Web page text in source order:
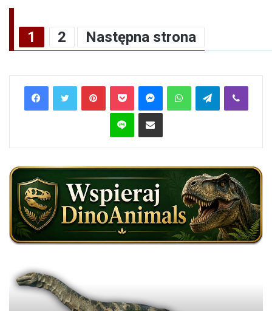
1 2 Następna strona
PinterestPocket MessengerWhatsAppTelegramViber
Line Share via Email